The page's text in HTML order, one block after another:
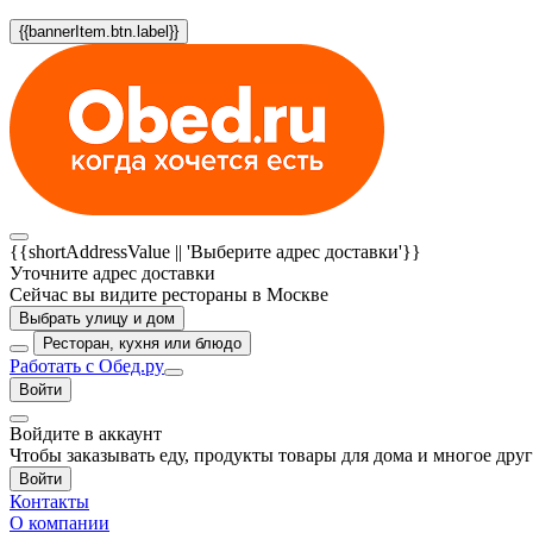
{{bannerItem.btn.label}}
{{shortAddressValue || 'Выберите адрес доставки'}}
Уточните адрес доставки
Сейчас вы видите рестораны в Москве
Выбрать улицу и дом
Ресторан, кухня или блюдо
Работать с Обед.ру
Войти
Войдите в аккаунт
Чтобы заказывать еду, продукты товары для дома и многое
Войти
Контакты
О компании